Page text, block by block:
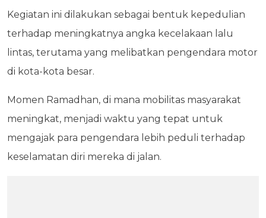
Kegiatan ini dilakukan sebagai bentuk kepedulian
terhadap meningkatnya angka kecelakaan lalu
lintas, terutama yang melibatkan pengendara motor
di kota-kota besar.
Momen Ramadhan, di mana mobilitas masyarakat
meningkat, menjadi waktu yang tepat untuk
mengajak para pengendara lebih peduli terhadap
keselamatan diri mereka di jalan.